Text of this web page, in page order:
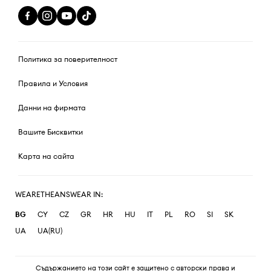
Политика за поверителност
Правила и Условия
Данни на фирмата
Вашите Бисквитки
Карта на сайта
WEARETHEANSWEAR IN:
BG CY CZ GR HR HU IT PL RO SI
SK
UA
UA(RU)
Съдържанието на този сайт е защитено с авторски права и